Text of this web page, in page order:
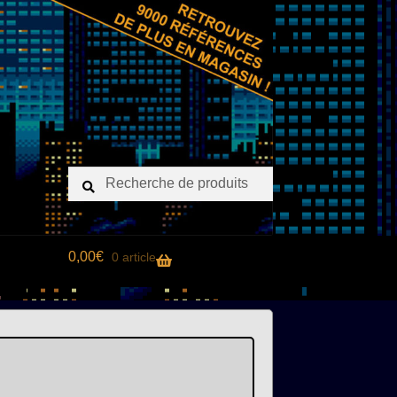
Recherche
pour :
Recherche
0,00€ 0 article